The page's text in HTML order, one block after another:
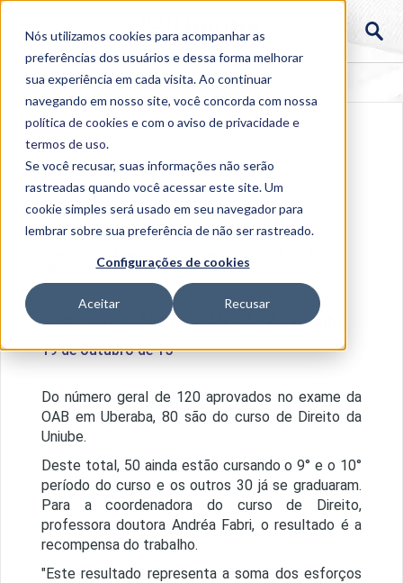
Nós utilizamos cookies para acompanhar as
preferências dos usuários e dessa forma melhorar
sua experiência em cada visita. Ao continuar
navegando em nosso site, você concorda com nossa
política de cookies e com o aviso deprivacidade e
termos de uso.
Se você recusar, suas informações não serão
rastreadas quando você acessar este site. Um
cookie simples será usado em seu navegador para
lembrar sobre sua preferência de não ser rastreado.
Configurações de cookies
Aceitar Recusar
aprovados da OAB são da Uniube
80 aprovados da OAB são da Uniube
19 de outubro de 15
Do número geral de 120 aprovados no exame da
OAB em Uberaba, 80 são do curso de Direito da
Uniube.
Deste total, 50 ainda estão cursando o 9° e o 10°
período do curso e os outros 30 já se graduaram.
Para a coordenadora do curso de Direito,
professora doutora Andréa Fabri, o resultado é a
recompensa do trabalho.
"Este resultado representa a soma dos esforços